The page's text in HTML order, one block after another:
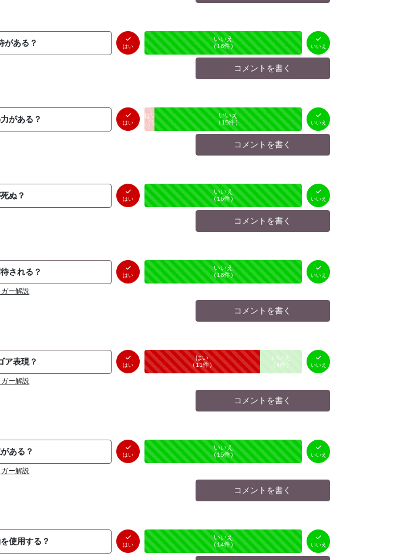
がある？ はい
はい
（0件）
未投票
いいえ
（16件） いいえ
コメントを書く
がある？ はい
はい
（ 1件）
未投票
いいえ
（15件） いいえ
コメントを書く
ぬ？ はい
はい
（0件）
未投票
いいえ
（16件） いいえ
コメントを書く
される？
ガー解説
はい
はい
（0件）
未投票
いいえ
（16件） いいえ
コメントを書く
ア表現？
ガー解説
はい
はい
（11件） 未投票いいえ
（ 4件） いいえ
コメントを書く
ある？
ガー解説
はい
はい
（0件）
未投票
いいえ
（15件） いいえ
コメントを書く
使用する？ はい
はい
（0件）
未投票
いいえ
（14件） いいえ